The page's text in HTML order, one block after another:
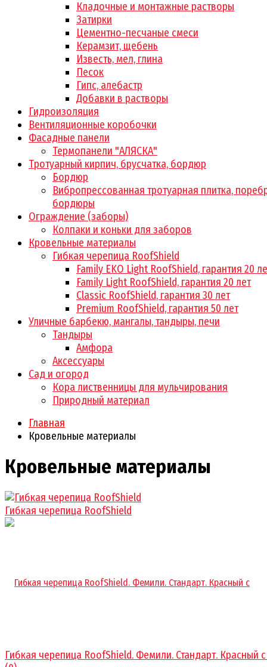
Кладочные и монтажные растворы
Затирки
Цементно-песчаные смеси
Керамзит, щебень
Известь, мел, глина
Песок
Гипс, алебастр
Добавки в растворы
Гидроизоляция
Вентиляционные коробочки
Фасадные панели
Термопанели "АЛЯСКА"
Тротуарный кирпич, брусчатка, бордюр
Бордюр
Вибропрессованная тротуарная плитка,
бордюры
Ограждение (заборы)
Колпаки и коньки для заборов
Кровельные материалы
Гибкая черепица RoofShield
Family EKO Light RoofShield, гарантия 20
Family Light RoofShield, гарантия 20 лет
Classic RoofShield, гарантия 30 лет
Premium RoofShield, гарантия 50 лет
Уличные барбекю, мангалы, тандыры, печи
Тандыры
Амфора
Аксессуары
Сад и огород
Кора лиственницы для мульчирования
Природный материал
Главная
Кровельные материалы
Кровельные материалы
Гибкая черепица RoofShield
Гибкая черепица RoofShield. Фемили. Стандарт. Красный с